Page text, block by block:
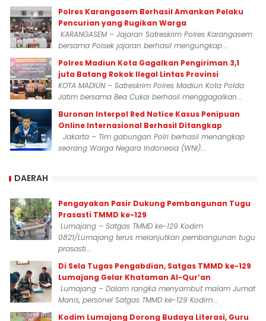
Polres Karangasem Berhasil Amankan Pelaku
Pencurian yang Rugikan Warga
KARANGASEM – Jajaran Satreskrim Polres Karangasem
bersama Polsek jajaran berhasil mengungkap...
Polres Madiun Kota Gagalkan Pengiriman 3,1
juta Batang Rokok Ilegal Lintas Provinsi
KOTA MADIUN – Satreskrim Polres Madiun Kota Polda
Jatim bersama Bea Cukai berhasil menggagalkan...
Buronan Interpol Red Notice Kasus Penipuan
Online Internasional Berhasil Ditangkap
Jakarta – Tim gabungan Polri berhasil menangkap
seorang Warga Negara Indonesia (WNI)...
DAERAH
Pengayakan Pasir Dukung Pembangunan Tugu
Prasasti TMMD ke-129
Lumajang – Satgas TMMD ke-129 Kodim
0821/Lumajang terus melanjutkan pembangunan tugu
prasasti...
Di Sela Tugas Pengabdian, Satgas TMMD ke-129
Lumajang Gelar Khataman Al-Qur’an
Lumajang – Dalam rangka menyambut malam Jumat
Manis, personel Satgas TMMD ke-129 Kodim...
Kodim Lumajang Dorong Budaya Literasi, Guru